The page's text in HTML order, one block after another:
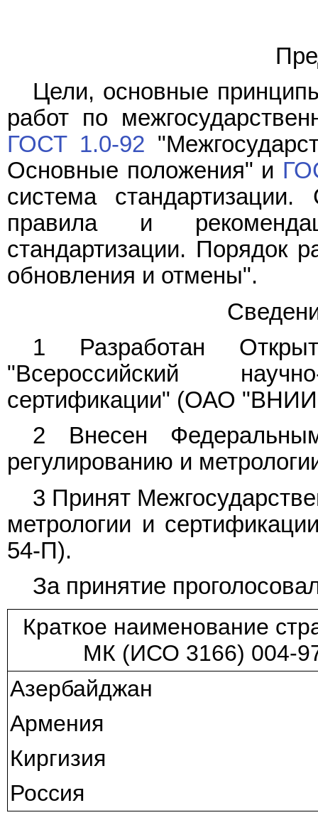
Цели, основные
работ по
ГОСТ 1.0-92
Основные положения" и
система стандартизации.
правила и
стандартизации. Порядок
обновления и отмены".
1 Разработан
"Всероссийский
сертификации" (ОАО
2 Внесен
регулированию и
3 Принят
метрологии и
54-П).
За принятие
Краткое наименование
МК (ИСО 3166) 004-
Азербайджан
Армения
Киргизия
Россия